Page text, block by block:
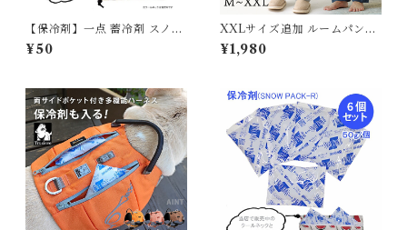
【保冷剤】一点 蓄冷剤 スノー
パック 50g ペットクールネッ
ク用
¥50
XXLサイズ追加 ルームパンツ
綿100％ ダブルガーゼ ロング
丈 ショート丈 パジャマ ルーム
短パン 長ズボン ナイトウェア
オールシーズン シンプル ガー
ゼ 薄手 軽い 快適 部屋着 567
5766 スイモク【水沐良品】
¥1,980